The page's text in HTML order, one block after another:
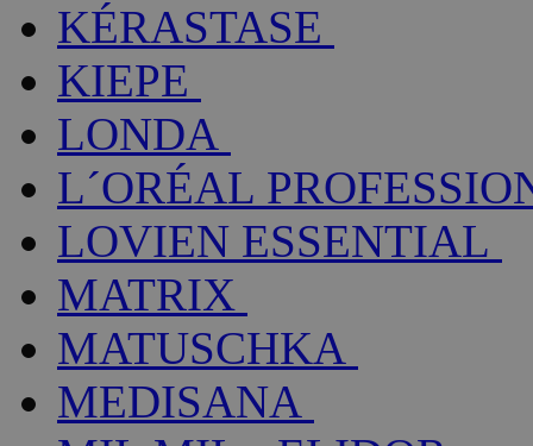
KÉRASTASE
KIEPE
LONDA
L´ORÉAL
LOVIEN ESSENTIAL
MATRIX
MATUSCHKA
MEDISANA